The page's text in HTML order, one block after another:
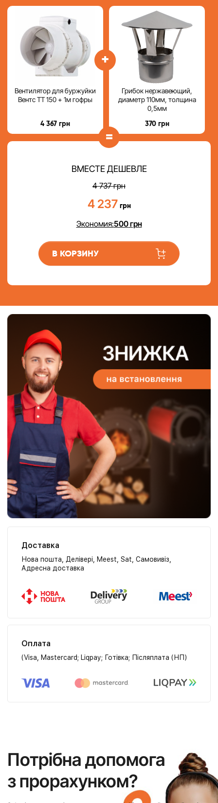
Вентилятор для буржуйки
Вентс ТТ 150 + 1м гофры
4 367 грн
Грибок нержавеющий,
диаметр 110мм, толщина
0,5мм
370грн
+
=
ВМЕСТЕ ДЕШЕВЛЕ
4 737грн
4 237 грн
Экономия:500грн
В КОРЗИНУ
Доставка
Нова пошта, Делівері, Meest, Sat, Самовивіз,
Адресна доставка
Оплата
(Visa, Mastercard; Liqpay; Готівка; Післяплата (НП)
Потрібна допомога
з прорахунком?